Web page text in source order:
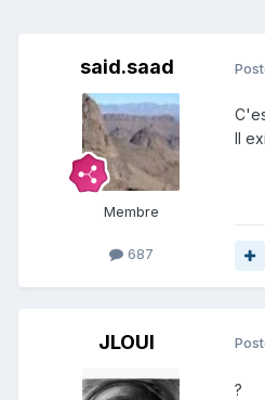
said.saad
Membre
687
Il
JLOUI
?